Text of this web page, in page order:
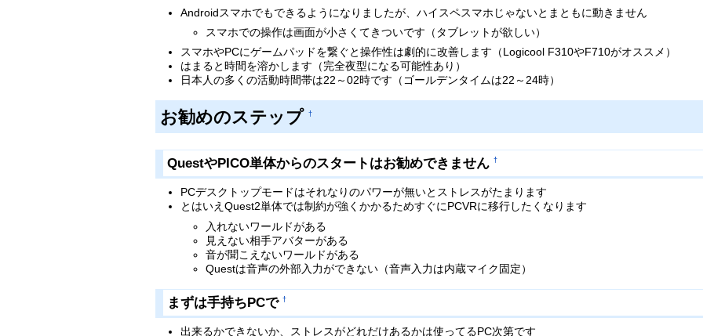
Androidスマホでもできるようになりましたが、ハイスペスマホじゃないとまともに動きません
スマホでの操作は画面が小さくてきついです（タブレットが欲しい）
スマホやPCにゲームパッドを繋ぐと操作性は劇的に改善します（Logicool F310やF710がオススメ）
はまると時間を溶かします（完全夜型になる可能性あり）
日本人の多くの活動時間帯は22～02時です（ゴールデンタイムは22～24時）
お勧めのステップ†
QuestやPICO単体からのスタートはお勧めできません †
PCデスクトップモードはそれなりのパワーが無いとストレスがたまります
とはいえQuest2単体では制約が強くかかるためすぐにPCVRに移行したくなります
入れないワールドがある
見えない相手アバターがある
音が聞こえないワールドがある
Questは音声の外部入力ができない（音声入力は内蔵マイク固定）
まずは手持ちPCで †
出来るかできないか、ストレスがどれだけあるかは使ってるPC次第です